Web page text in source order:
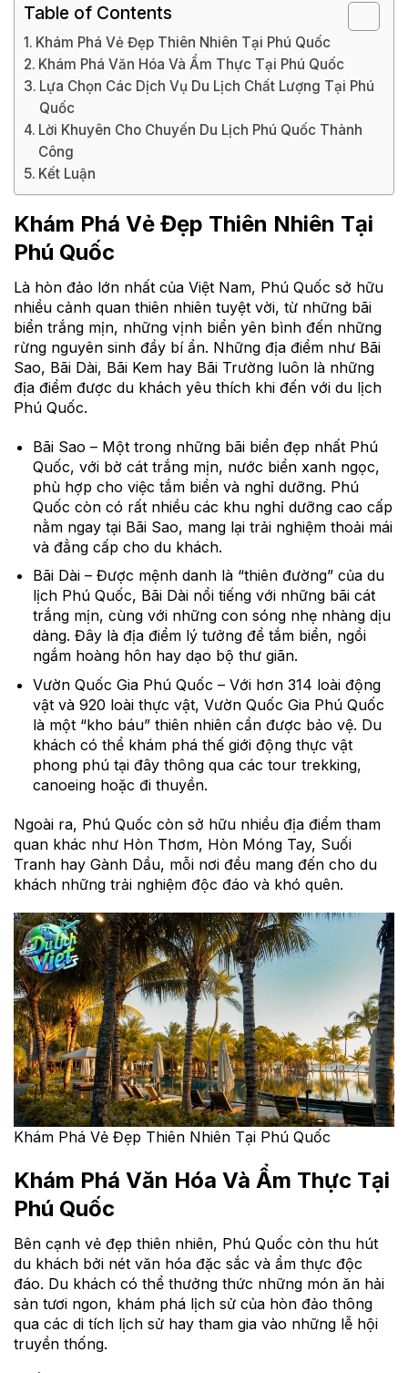
Table of Contents
Khám Phá Vẻ Đẹp Thiên Nhiên Tại Phú Quốc
Khám Phá Văn Hóa Và Ẩm Thực Tại Phú Quốc
Lựa Chọn Các Dịch Vụ Du Lịch Chất Lượng Tại Phú
Quốc
Lời Khuyên Cho Chuyến Du Lịch Phú Quốc Thành
Công
Kết Luận
Khám Phá Vẻ Đẹp Thiên Nhiên Tại
Phú Quốc
Là hòn đảo lớn nhất của Việt Nam, Phú Quốc sở hữu
nhiều cảnh quan thiên nhiên tuyệt vời, từ những bãi
biển trắng mịn, những vịnh biển yên bình đến những
rừng nguyên sinh đầy bí ẩn. Những địa điểm như Bãi
Sao, Bãi Dài, Bãi Kem hay Bãi Trường luôn là những
địa điểm được du khách yêu thích khi đến với du lịch
Phú Quốc.
Bãi Sao – Một trong những bãi biển đẹp nhất Phú
Quốc, với bờ cát trắng mịn, nước biển xanh ngọc,
phù hợp cho việc tắm biển và nghỉ dưỡng. Phú
Quốc còn có rất nhiều các khu nghỉ dưỡng cao cấp
nằm ngay tại Bãi Sao, mang lại trải nghiệm thoải mái
và đẳng cấp cho du khách.
Bãi Dài – Được mệnh danh là “thiên đường” của du
lịch Phú Quốc, Bãi Dài nổi tiếng với những bãi cát
trắng mịn, cùng với những con sóng nhẹ nhàng dịu
dàng. Đây là địa điểm lý tưởng để tắm biển, ngồi
ngắm hoàng hôn hay dạo bộ thư giãn.
Vườn Quốc Gia Phú Quốc – Với hơn 314 loài động
vật và 920 loài thực vật, Vườn Quốc Gia Phú Quốc
là một “kho báu” thiên nhiên cần được bảo vệ. Du
khách có thể khám phá thế giới động thực vật
phong phú tại đây thông qua các tour trekking,
canoeing hoặc đi thuyền.
Ngoài ra, Phú Quốc còn sở hữu nhiều địa điểm tham
quan khác như Hòn Thơm, Hòn Móng Tay, Suối
Tranh hay Gành Dầu, mỗi nơi đều mang đến cho du
khách những trải nghiệm độc đáo và khó quên.
Khám Phá Vẻ Đẹp Thiên Nhiên Tại Phú Quốc
Khám Phá Văn Hóa Và Ẩm Thực Tại
Phú Quốc
Bên cạnh vẻ đẹp thiên nhiên, Phú Quốc còn thu hút
du khách bởi nét văn hóa đặc sắc và ẩm thực độc
đáo. Du khách có thể thưởng thức những món ăn hải
sản tươi ngon, khám phá lịch sử của hòn đảo thông
qua các di tích lịch sử hay tham gia vào những lễ hội
truyền thống.